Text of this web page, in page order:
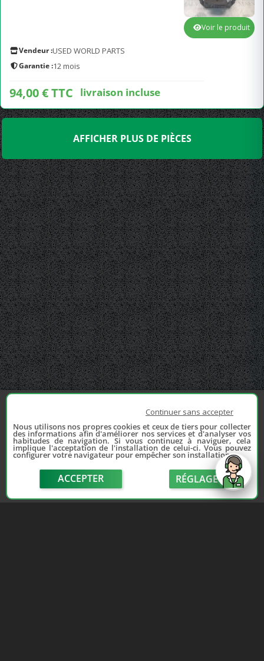
Vendeur :USED WORLD PARTS
Garantie :12 mois
94,00 € TTC livraison incluse
Voir le produit
AFFICHER PLUS DE PIÈCES
Continuer sans accepter
Nous utilisons nos propres cookies et ceux de tiers pour collecter
des informations afin d'améliorer nos services et d'analyser vos
habitudes de navigation. Si vous continuez à naviguer, cela
implique l'acceptation de l'installation de celui-ci. Vous pouvez
configurer votre navigateur pour empêcher son installation.
ACCEPTER RÉGLAGE